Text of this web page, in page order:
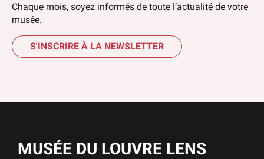
Chaque mois, soyez informés de toute l’actualité de votre
musée.
S'INSCRIRE À LA NEWSLETTER
MUSÉE DU LOUVRE LENS